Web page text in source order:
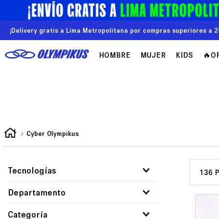
¡Delivery gratis a Lima Metropolitana por compras superiores a
HOMBRE MUJER KIDS
Cyber Olympikus
Tecnologías
Evasense
Reflectivo
Departamento
Mujer
Categoría
136